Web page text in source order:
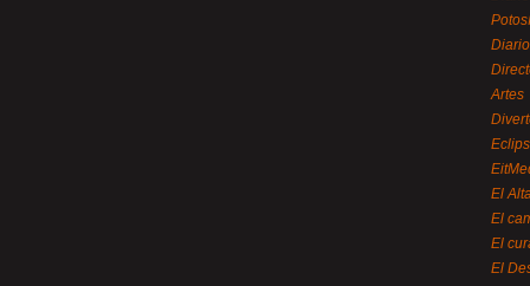
Potosí
Artes
El
El
El
El